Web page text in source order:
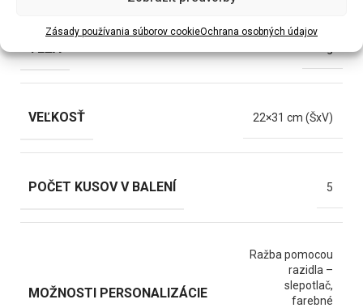
Zásady používania súborov cookieOchrana osobných údajov
VEĽKOSŤ 22×31 cm (ŠxV)
POČET KUSOV V BALENÍ 5
MOŽNOSTI PERSONALIZÁCIE
Ražba pomocou
razidla –
slepotlač,
farebné